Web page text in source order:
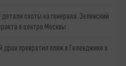
охоты на генерала. Зеленский
в центре Москвы
превратил пляж в Геленджике в